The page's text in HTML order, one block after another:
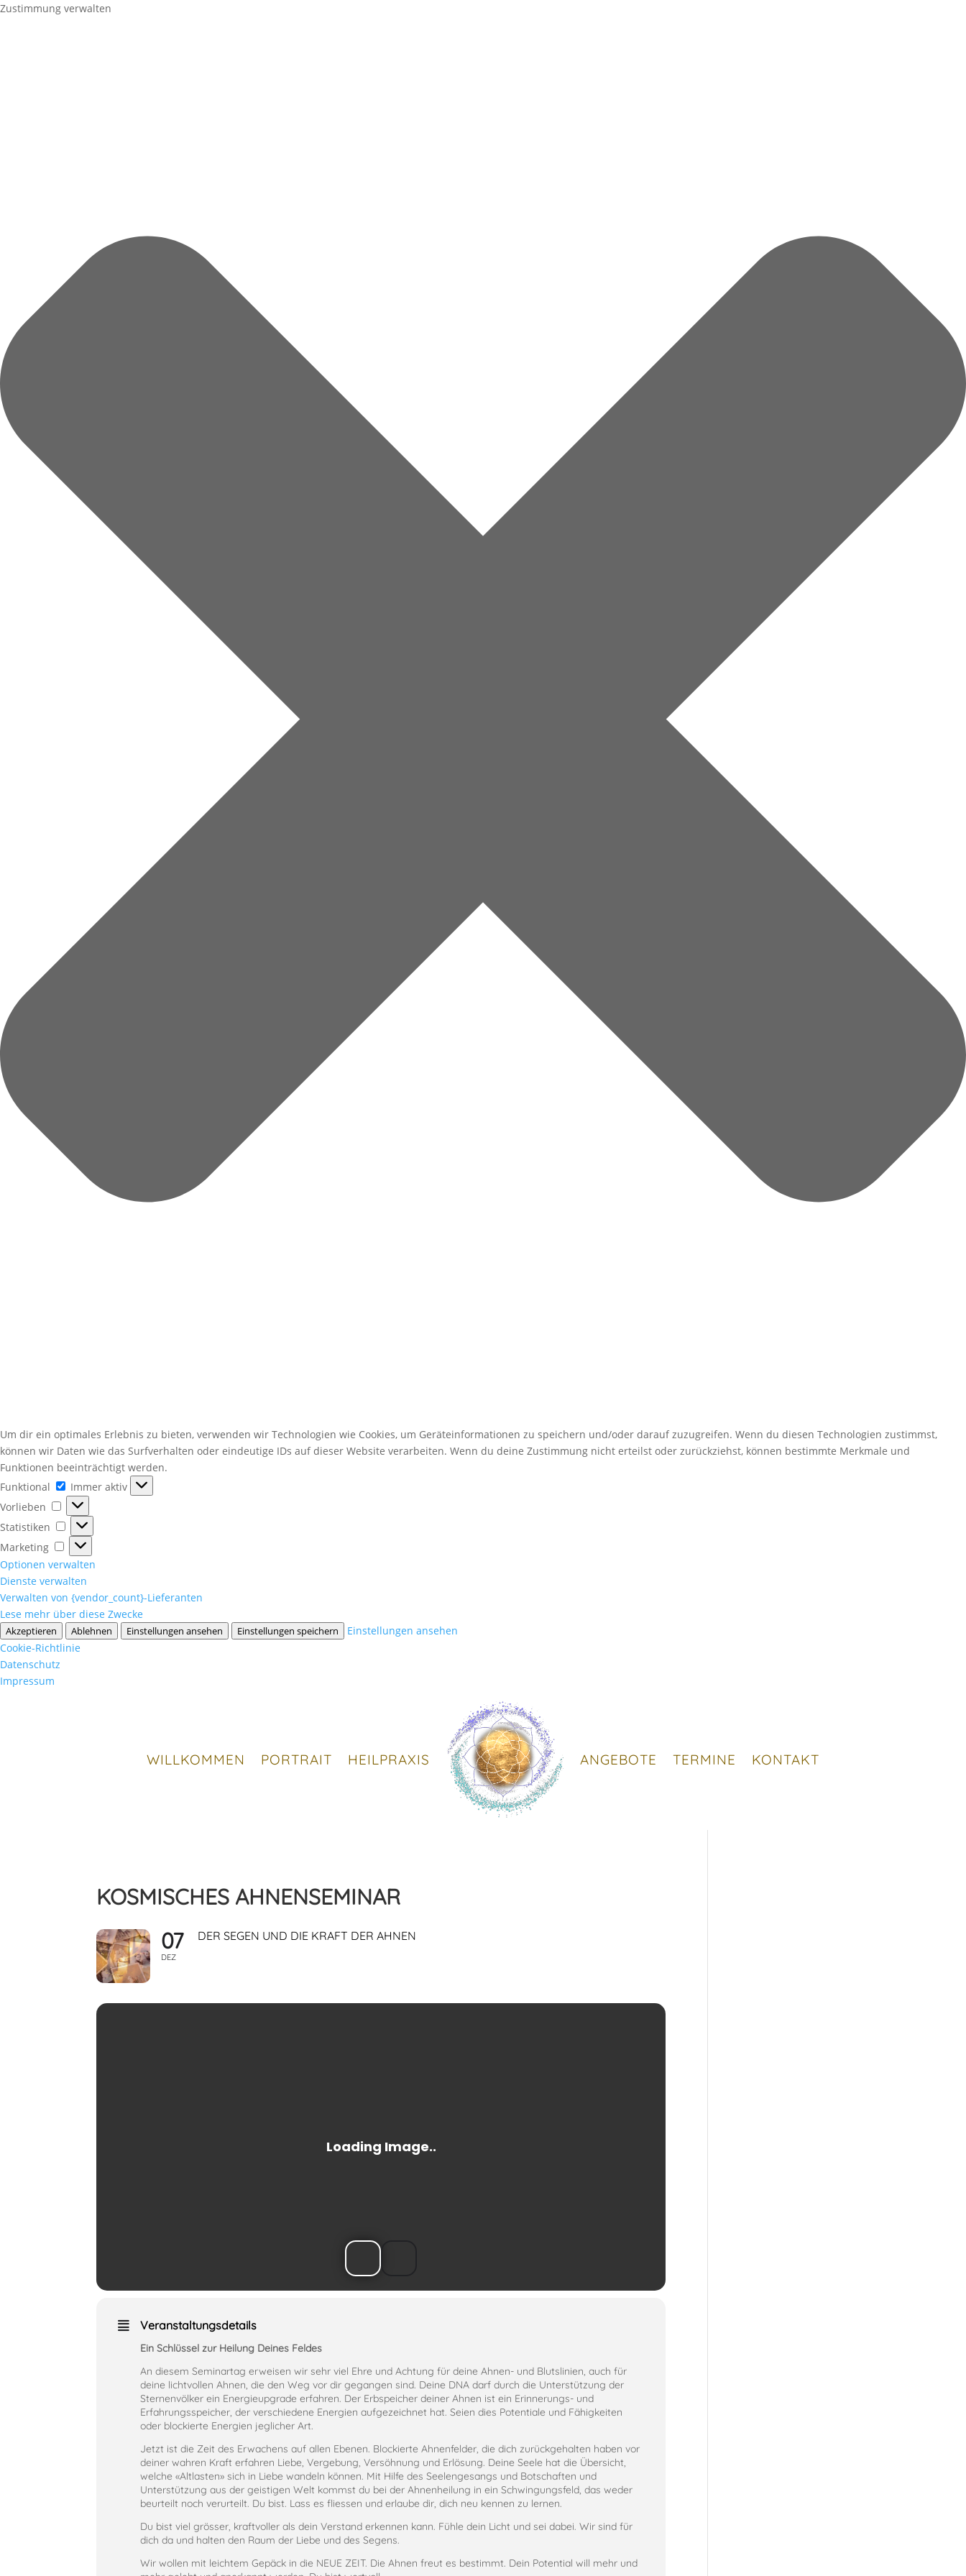
Zustimmung verwalten
Um dir ein optimales Erlebnis zu bieten, verwenden wir Technologien wie Cookies, um Geräteinformationen zu speichern und/oder darauf zuzugreifen. Wenn du diesen Technologien zustimmst,
können wir Daten wie das Surfverhalten oder eindeutige IDs auf dieser Website verarbeiten. Wenn du deine Zustimmung nicht erteilst oder zurückziehst, können bestimmte Merkmale und
Funktionen beeinträchtigt werden.
Funktional
Funktional
Immer aktiv
Vorlieben
Vorlieben
Statistiken
Statistiken
Marketing
Marketing
Optionen verwalten
Dienste verwalten
Verwalten von {vendor_count}-Lieferanten
Lese mehr über diese Zwecke
Akzeptieren Ablehnen Einstellungen ansehen Einstellungen speichern
Einstellungen ansehen
Cookie-Richtlinie
Datenschutz
Impressum
WILLKOMMEN PORTRAIT HEILPRAXIS ANGEBOTE TERMINE KONTAKT
KOSMISCHES AHNENSEMINAR
07
DEZ
DER SEGEN UND DIE KRAFT DER AHNEN
Veranstaltungsdetails
Ein Schlüssel zur Heilung Deines Feldes
An diesem Seminartag erweisen wir sehr viel Ehre und Achtung für deine Ahnen- und Blutslinien, auch für
deine lichtvollen Ahnen, die den Weg vor dir gegangen sind. Deine DNA darf durch die Unterstützung der
Sternenvölker ein Energieupgrade erfahren. Der Erbspeicher deiner Ahnen ist ein Erinnerungs- und
Erfahrungsspeicher, der verschiedene Energien aufgezeichnet hat. Seien dies Potentiale und Fähigkeiten
oder blockierte Energien jeglicher Art.
Jetzt ist die Zeit des Erwachens auf allen Ebenen. Blockierte Ahnenfelder, die dich zurückgehalten haben vor
deiner wahren Kraft erfahren Liebe, Vergebung, Versöhnung und Erlösung. Deine Seele hat die Übersicht,
welche «Altlasten» sich in Liebe wandeln können. Mit Hilfe des Seelengesangs und Botschaften und
Unterstützung aus der geistigen Welt kommst du bei der Ahnenheilung in ein Schwingungsfeld, das weder
beurteilt noch verurteilt. Du bist. Lass es fliessen und erlaube dir, dich neu kennen zu lernen.
Du bist viel grösser, kraftvoller als dein Verstand erkennen kann. Fühle dein Licht und sei dabei. Wir sind für
dich da und halten den Raum der Liebe und des Segens.
Wir wollen mit leichtem Gepäck in die NEUE ZEIT. Die Ahnen freut es bestimmt. Dein Potential will mehr und